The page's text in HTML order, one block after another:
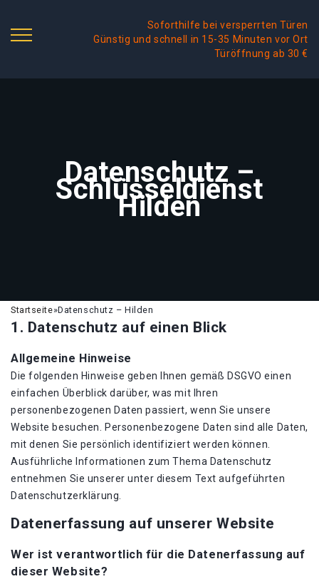
Soforthilfe bei versperrten Türen
Günstig und schnell in 15-35 Minuten vor Ort
Türöffnung ab 30 €
Datenschutz –
Schlüsseldienst
Hilden
Startseite»Datenschutz – Hilden
1. Datenschutz auf einen Blick
Allgemeine Hinweise
Die folgenden Hinweise geben Ihnen gemäß DSGVO einen
einfachen Überblick darüber, was mit Ihren
personenbezogenen Daten passiert, wenn Sie unsere
Website besuchen. Personenbezogene Daten sind alle Daten,
mit denen Sie persönlich identifiziert werden können.
Ausführliche Informationen zum Thema Datenschutz
entnehmen Sie unserer unter diesem Text aufgeführten
Datenschutzerklärung.
Datenerfassung auf unserer Website
Wer ist verantwortlich für die Datenerfassung auf
dieser Website?